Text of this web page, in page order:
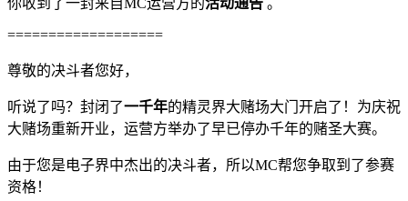
你收到了一封来自MC运营方的活动通告 。
===================
尊敬的决斗者您好，
听说了吗？封闭了一千年的精灵界大赌场大门开启了！为庆祝
大赌场重新开业，运营方举办了早已停办千年的赌圣大赛。
由于您是电子界中杰出的决斗者，所以MC帮您争取到了参赛
资格！